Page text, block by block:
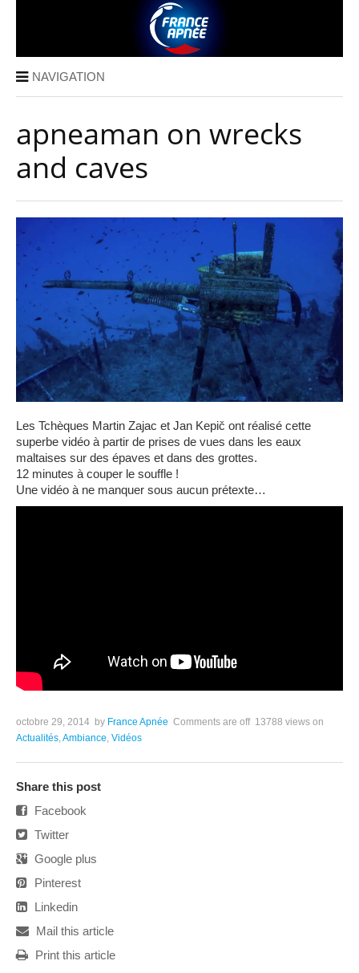
NAVIGATION
apneaman on wrecks
and caves
Les Tchèques Martin Zajac et Jan Kepič ont réalisé cette
superbe vidéo à partir de prises de vues dans les eaux
maltaises sur des épaves et dans des grottes.
12 minutes à couper le souffle !
Une vidéo à ne manquer sous aucun prétexte…
octobre 29, 2014 by France Apnée Comments are off 13788 views on
Actualités,Ambiance, Vidéos
Share this post
Facebook
Twitter
Google plus
Pinterest
Linkedin
Mail this article
Print this article